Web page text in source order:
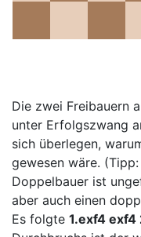
Die zwei Freibauern
unter Erfolgszwang
sich überlegen,
gewesen wäre.
Doppelbauer ist
aber auch einen
Es folgte 1.exf4 exf4